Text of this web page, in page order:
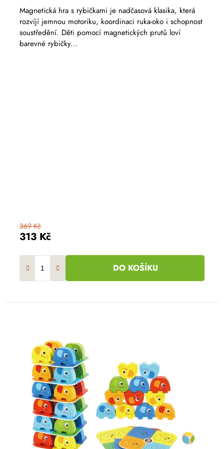
313 Kč
369 Kč
DO KOŠÍKU
Magnetická hra s rybičkami je nadčasová klasika, která
rozvíjí jemnou motoriku, koordinaci ruka-oko i schopnost
soustředění. Děti pomocí magnetických prutů loví
barevné rybičky...